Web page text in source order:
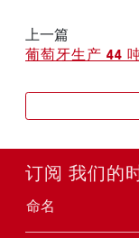
上一篇
葡萄牙生产 44
订阅 我们的
命名